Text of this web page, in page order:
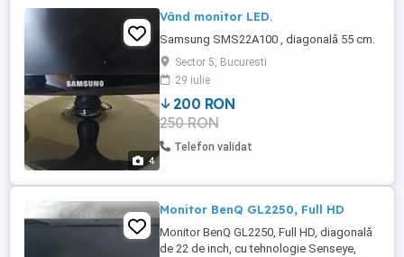
4
Vând monitor LED.
Samsung SMS22A100 , diagonală 55 cm.
Sector 5, Bucuresti
29 iulie
200 RON
250 RON
Telefon validat
Monitor BenQ GL2250, Full HD
Monitor BenQ GL2250, Full HD, diagonală
de 22 de inch, cu tehnologie Senseye,